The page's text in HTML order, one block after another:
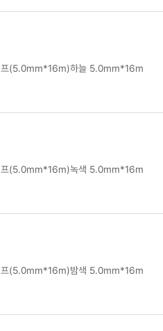
프(5.0mm*16m)하늘 5.0mm*16m
프(5.0mm*16m)녹색 5.0mm*16m
프(5.0mm*16m)밤색 5.0mm*16m